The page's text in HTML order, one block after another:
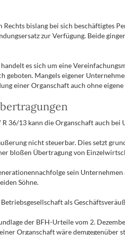
bislang bei sich beschäftigtes
zur Verfügung. Beide
es sich um eine
Mangels eigener
einer Organschaft auch ohne
36/13 kann die Organschaft auch
nicht steuerbar. Dies setzt
bloßen Übertragung von
sein
Söhne.
als
der BFH-Urteile vom 2.
Organschaft wäre